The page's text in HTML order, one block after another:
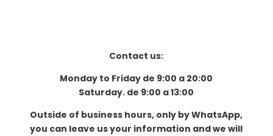
Contact us:
Monday to Friday de 9:00 a 20:00
Saturday. de 9:00 a 13:00
Outside of business hours, only by WhatsApp,
you can leave us your information and we will